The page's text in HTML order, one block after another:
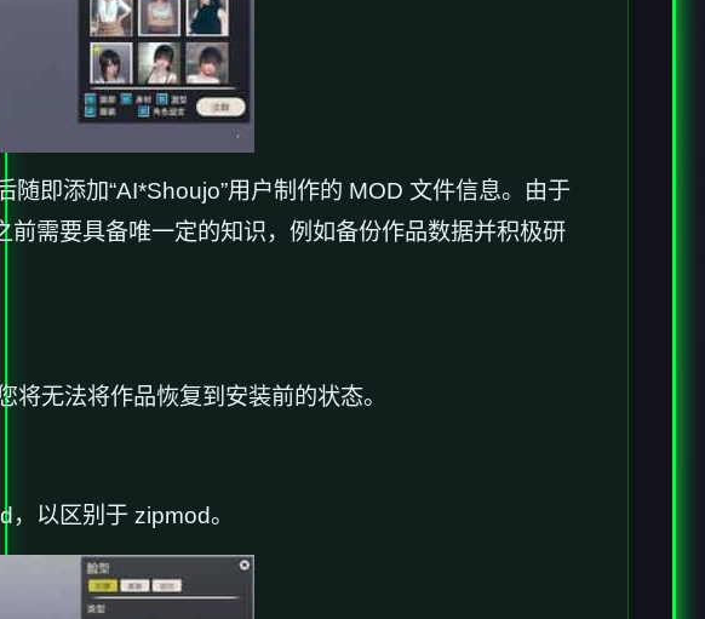
即添加“AI*Shoujo”用户制作的 MOD 文件信息。由于
需要具备唯一定的知识，例如备份作品数据并积极研
无法将作品恢复到安装前的状态。
以区别于 zipmod。